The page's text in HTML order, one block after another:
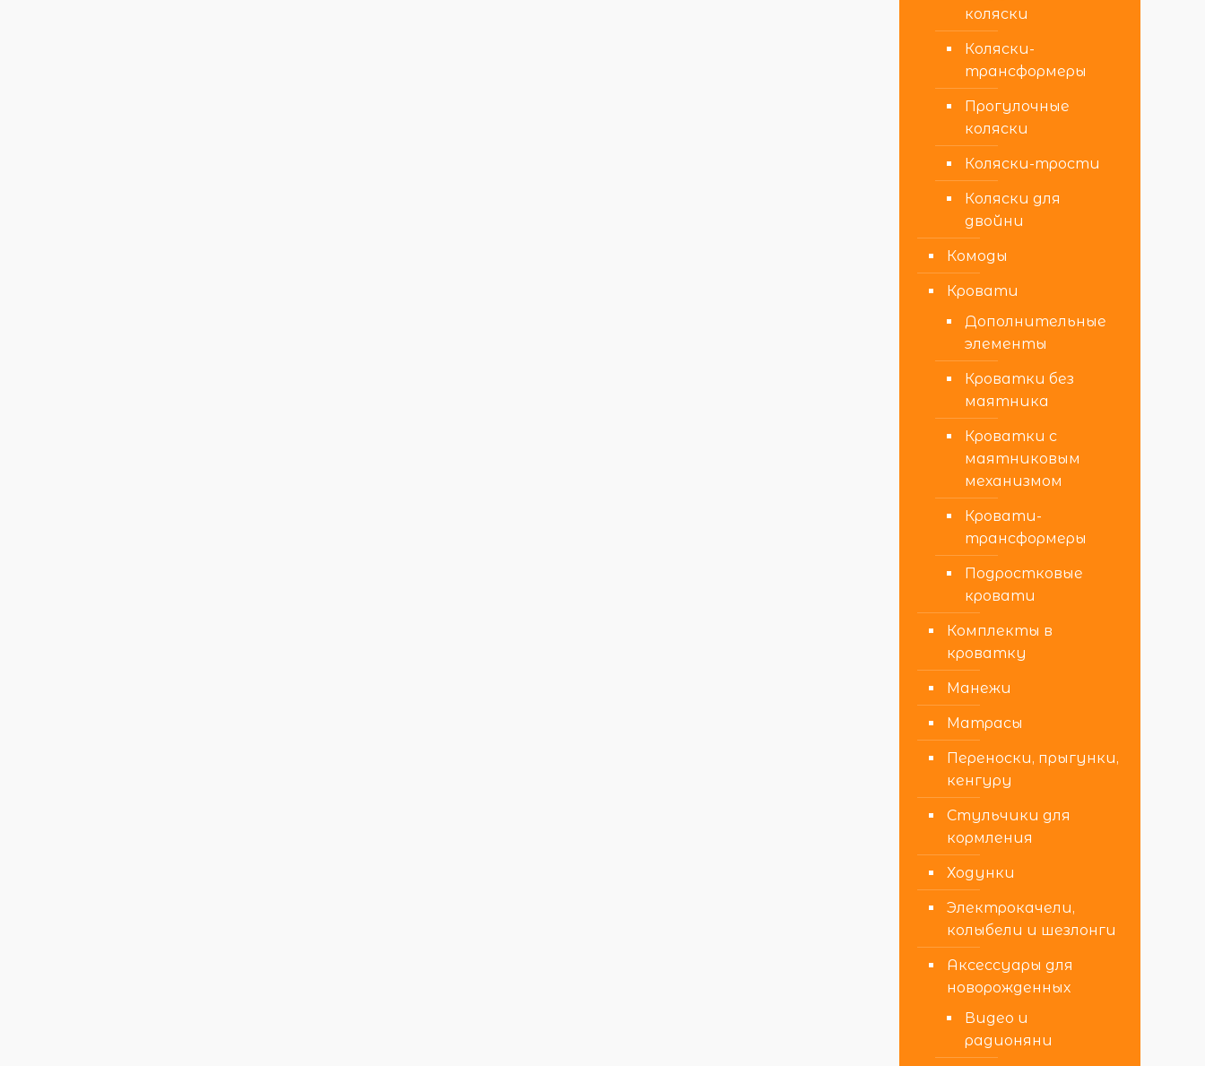
коляски
Коляски-
трансформеры
Прогулочные
коляски
Коляски-трости
Коляски для
двойни
Комоды
Кровати
Дополнительные
элементы
Кроватки без
маятника
Кроватки с
маятниковым
механизмом
Кровати-
трансформеры
Подростковые
кровати
Комплекты в
кроватку
Манежи
Матрасы
Переноски, прыгунки,
кенгуру
Стульчики для
кормления
Ходунки
Электрокачели,
колыбели и шезлонги
Аксессуары для
новорожденных
Видео и
радионяни